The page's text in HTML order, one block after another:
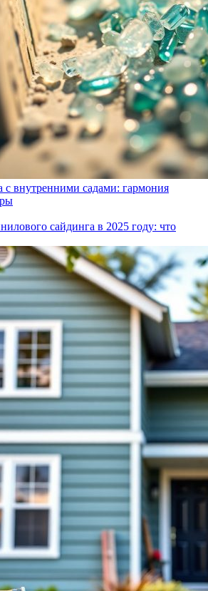
внутренними садами: гармония
сайдинга в 2025 году: что